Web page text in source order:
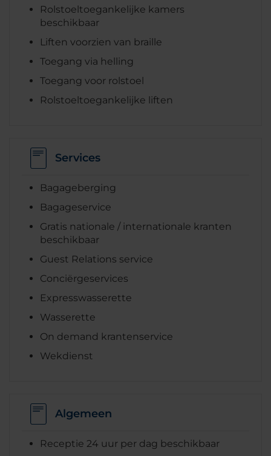
Rolstoeltoegankelijke kamers
beschikbaar
Liften voorzien van braille
Toegang via helling
Toegang voor rolstoel
Rolstoeltoegankelijke liften
Services
Bagageberging
Bagageservice
Gratis nationale / internationale kranten
beschikbaar
Guest Relations service
Conciërgeservices
Expresswasserette
Wasserette
On demand krantenservice
Wekdienst
Algemeen
Receptie 24 uur per dag beschikbaar